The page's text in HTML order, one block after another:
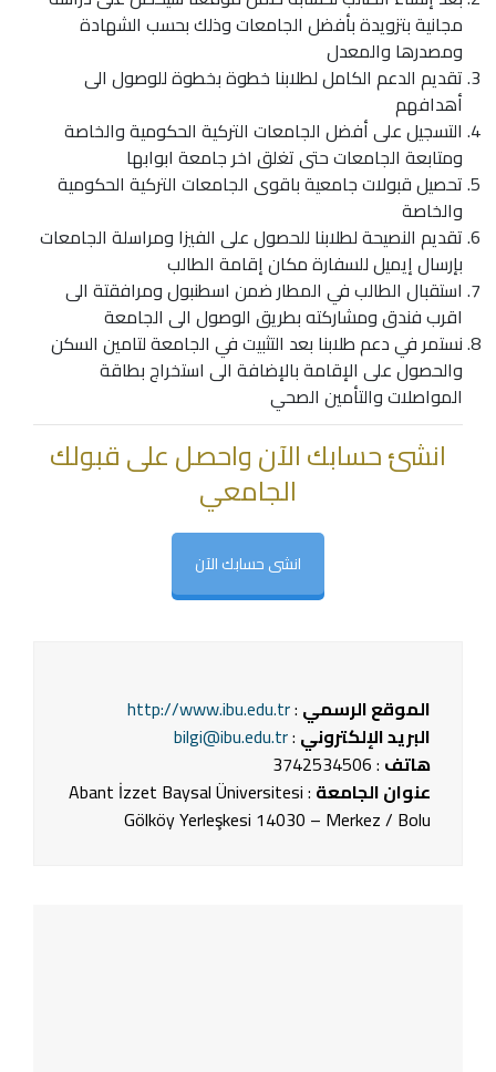
مجانية بتزويدة بأفضل الجامعات وذلك بحسب الشهادة
ومصدرها والمعدل
تقديم الدعم الكامل لطلابنا خطوة بخطوة للوصول الى
أهدافهم
التسجيل على أفضل الجامعات التركية الحكومية والخاصة
ومتابعة الجامعات حتى تغلق اخر جامعة ابوابها
تحصيل قبولات جامعية باقوى الجامعات التركية الحكومية
والخاصة
تقديم النصيحة لطلابنا للحصول على الفيزا ومراسلة الجامعات
بإرسال إيميل للسفارة مكان إقامة الطالب
استقبال الطالب في المطار ضمن اسطنبول ومرافقتة الى
اقرب فندق ومشاركته بطريق الوصول الى الجامعة
نستمر في دعم طلابنا بعد التثبيت في الجامعة لتامين السكن
والحصول على الإقامة بالإضافة الى استخراج بطاقة
المواصلات والتأمين الصحي
انشئ حسابك الآن واحصل على قبولك
الجامعي
انشى حسابك الآن
الموقع الرسمي :
http://www.ibu.edu.tr
البريد الإلكتروني :
bilgi@ibu.edu.tr
هاتف : 3742534506
عنوان الجامعة : Abant İzzet Baysal Üniversitesi
Gölköy Yerleşkesi 14030 – Merkez / Bolu